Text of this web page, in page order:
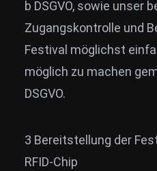
b DSGVO, sowie unser
Zugangskontrolle und
Festival möglichst
möglich zu machen
DSGVO.
3 Bereitstellung der
RFID-Chip